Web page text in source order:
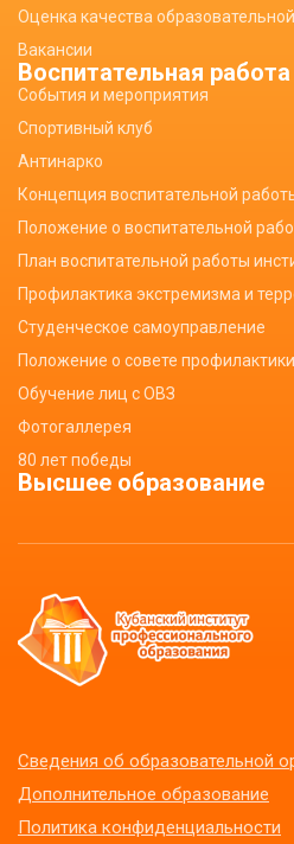
Оценка качества
Вакансии
Воспитательная работа
События и мероприятия
Спортивный клуб
Антинарко
Концепция воспитательной
Положение о воспитательной
План воспитательной работы
Профилактика экстремизма и
Студенческое самоуправление
Положение о совете профилактики
Обучение лиц с ОВЗ
Фотогаллерея
80 лет победы
Высшее образование
Сведения об образовательной
Дополнительное образование
Политика конфиденциальности